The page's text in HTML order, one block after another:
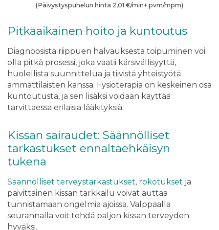
(Päivystyspuhelun hinta 2,01 €/min+ pvm/mpm)
Pitkäaikainen hoito ja kuntoutus
Diagnoosista riippuen halvauksesta toipuminen voi
olla pitkä prosessi, joka vaatii kärsivällisyyttä,
huolellista suunnittelua ja tiivistä yhteistyötä
ammattilaisten kanssa. Fysioterapia on keskeinen osa
kuntoutusta, ja sen lisäksi voidaan käyttää
tarvittaessa erilaisia lääkityksiä.
Kissan sairaudet: Säännölliset
tarkastukset ennaltaehkäisyn
tukena
Säännölliset terveystarkastukset, rokotukset ja
päivittäinen kissan tarkkailu voivat auttaa
tunnistamaan ongelmia ajoissa. Valppaalla
seurannalla voit tehdä paljon kissan terveyden
hyväksi.